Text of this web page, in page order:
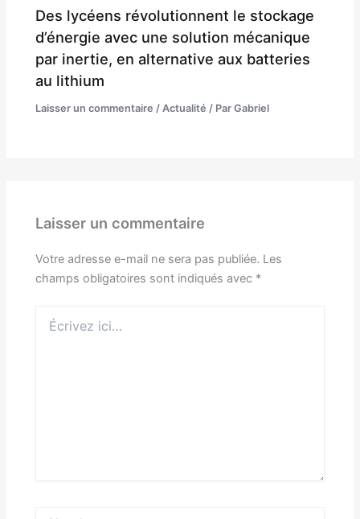
Des lycéens révolutionnent le stockage
d’énergie avec une solution mécanique
par inertie, en alternative aux batteries
au lithium
Laisser un commentaire /Actualité / ParGabriel
Laisser un commentaire
Votre adresse e-mail ne sera pas publiée. Les
champs obligatoires sont indiqués avec *
ici…